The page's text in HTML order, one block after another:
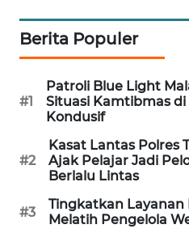
Berita Populer
#1
Patroli Blue Light
Situasi Kamtibmas
Kondusif
#2
Kasat Lantas Polres
Ajak Pelajar Jadi
Berlalu Lintas
#3
Tingkatkan Layanan
Melatih Pengelola
METRO
MEDAN
METRO
JAKARTA
NEWS
KRT
NEWS